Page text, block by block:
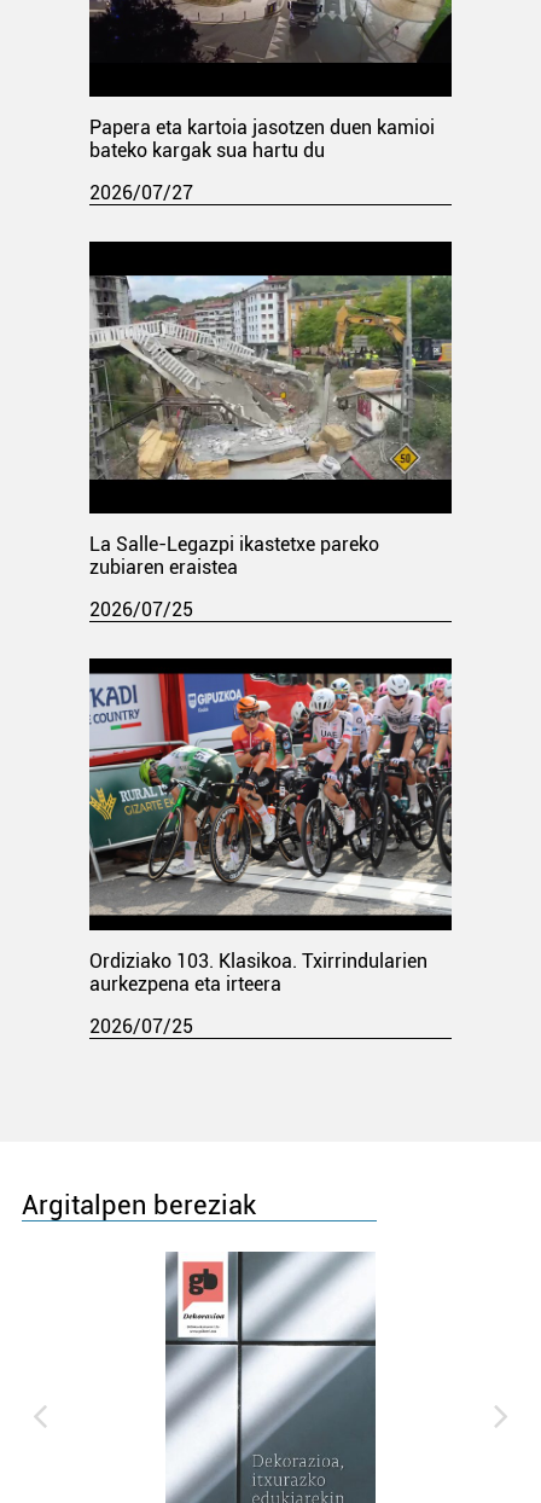
Papera eta kartoia jasotzen duen kamioi
bateko kargak sua hartu du
2026/07/27
La Salle-Legazpi ikastetxe pareko
zubiaren eraistea
2026/07/25
Ordiziako 103. Klasikoa. Txirrindularien
aurkezpena eta irteera
2026/07/25
Argitalpen bereziak